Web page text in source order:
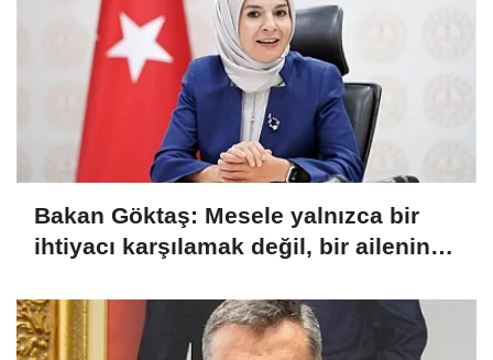
Bakan Göktaş: Mesele yalnızca bir
ihtiyacı karşılamak değil, bir ailenin